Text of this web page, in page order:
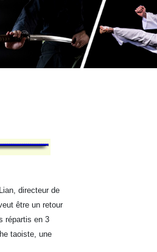
directeur de
être un retour
répartis en 3
taoiste, une